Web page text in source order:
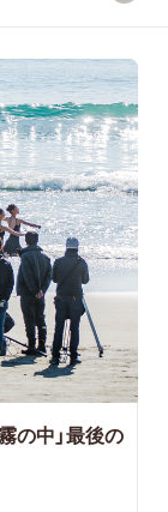
の中」最後の